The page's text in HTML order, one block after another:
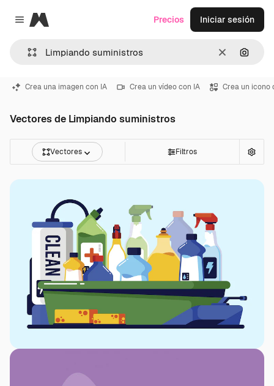
Close menu
Magnific
Borrar
Precios Iniciar sesión
Crea una imagen con IA Crea un vídeo con IA Crea un icono
Vectores de Limpiando suministros
Vectores Filtros